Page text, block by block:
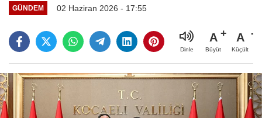
GÜNDEM 02 Haziran 2026 - 17:55
Dinle
A
Büyüt
A
Küçült